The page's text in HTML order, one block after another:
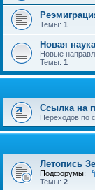
Темы: 1
Новая
Новые
Темы: 1
Ссылка на
Переходов по
Летопись
Подфорумы:
Темы: 2